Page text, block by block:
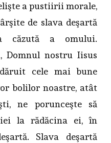
a pustiirii morale,
de slava deşartă
căzută a omului.
Domnul nostru Iisus
cele mai bune
bolilor noastre, atât
ne porunceşte să
la rădăcina ei, în
Slava deşartă